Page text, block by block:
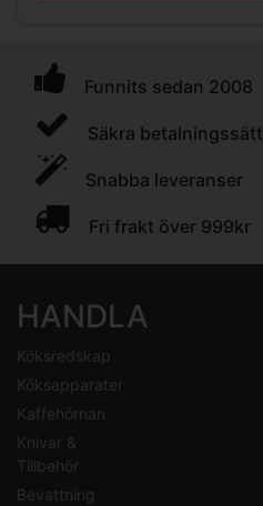
Funnits sedan 2008
Säkra betalningssätt
Snabba leveranser
Fri frakt över 999kr
HANDLA
Köksredskap
Köksapparater
Kaffehörnan
Knivar &
Tillbehör
Bevattning